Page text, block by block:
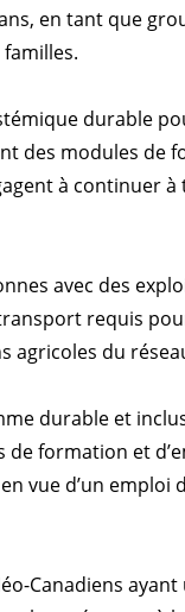
en tant que
durable
des modules de
à continuer
avec des
requis
du
durable et
de formation et
vue d’un
Canadiens